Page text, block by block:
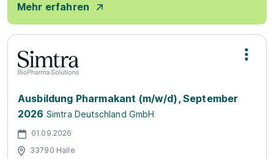
Mehr erfahren
Ausbildung Pharmakant (m/w/d), September
2026 Simtra Deutschland GmbH
01.09.2026
33790 Halle